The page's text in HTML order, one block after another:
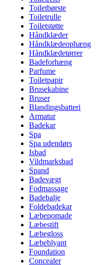
Toiletbørste
Toiletrulle
Toiletstøtte
Håndklæder
Håndklædeophæng
Håndklædetørrer
Badeforhæng
Parfume
Toiletpapir
Brusekabine
Bruser
Blandingsbatteri
Armatur
Badekar
Spa
Spa udendørs
Isbad
Vildmarksbad
Spand
Badevægt
Fodmassage
Badebalje
Foldebadekar
Læbepomade
Læbestift
Læbegloss
Læbeblyant
Foundation
Concealer